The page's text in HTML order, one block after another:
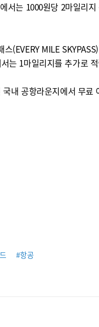
서는 1000원당 2마일리
(EVERY MILE
는 1마일리지를 추가로
내 공항라운지에서 무
#항공